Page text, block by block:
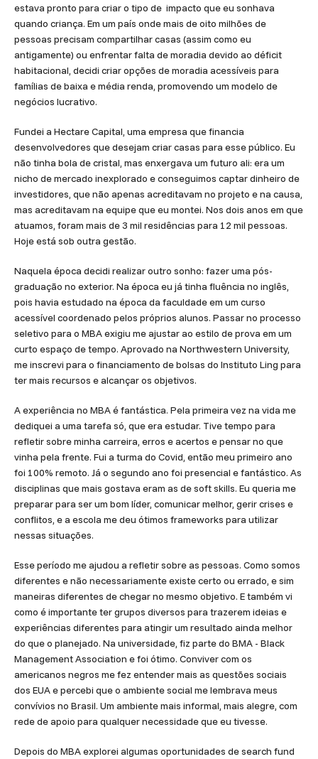
estava pronto para criar o tipo de impacto que eu sonhava
quando criança. Em um país onde mais de oito milhões de
pessoas precisam compartilhar casas (assim como eu
antigamente) ou enfrentar falta de moradia devido ao déficit
habitacional, decidi criar opções de moradia acessíveis para
famílias de baixa e média renda, promovendo um modelo de
negócios lucrativo.
Fundei a Hectare Capital, uma empresa que financia
desenvolvedores que desejam criar casas para esse público. Eu
não tinha bola de cristal, mas enxergava um futuro ali: era um
nicho de mercado inexplorado e conseguimos captar dinheiro de
investidores, que não apenas acreditavam no projeto e na causa,
mas acreditavam na equipe que eu montei. Nos dois anos em que
atuamos, foram mais de 3 mil residências para 12 mil pessoas.
Hoje está sob outra gestão.
Naquela época decidi realizar outro sonho: fazer uma pós-
graduação no exterior. Na época eu já tinha fluência no inglês,
pois havia estudado na época da faculdade em um curso
acessível coordenado pelos próprios alunos. Passar no processo
seletivo para o MBA exigiu me ajustar ao estilo de prova em um
curto espaço de tempo. Aprovado na Northwestern University,
me inscrevi para o financiamento de bolsas do Instituto Ling para
ter mais recursos e alcançar os objetivos.
A experiência no MBA é fantástica. Pela primeira vez na vida me
dediquei a uma tarefa só, que era estudar. Tive tempo para
refletir sobre minha carreira, erros e acertos e pensar no que
vinha pela frente. Fui a turma do Covid, então meu primeiro ano
foi 100% remoto. Já o segundo ano foi presencial e fantástico. As
disciplinas que mais gostava eram as de soft skills. Eu queria me
preparar para ser um bom líder, comunicar melhor, gerir crises e
conflitos, e a escola me deu ótimos frameworks para utilizar
nessas situações.
Esse período me ajudou a refletir sobre as pessoas. Como somos
diferentes e não necessariamente existe certo ou errado, e sim
maneiras diferentes de chegar no mesmo objetivo. E também vi
como é importante ter grupos diversos para trazerem ideias e
experiências diferentes para atingir um resultado ainda melhor
do que o planejado. Na universidade, fiz parte do BMA - Black
Management Association e foi ótimo. Conviver com os
americanos negros me fez entender mais as questões sociais
dos EUA e percebi que o ambiente social me lembrava meus
convívios no Brasil. Um ambiente mais informal, mais alegre, com
rede de apoio para qualquer necessidade que eu tivesse.
Depois do MBA explorei algumas oportunidades de search fund